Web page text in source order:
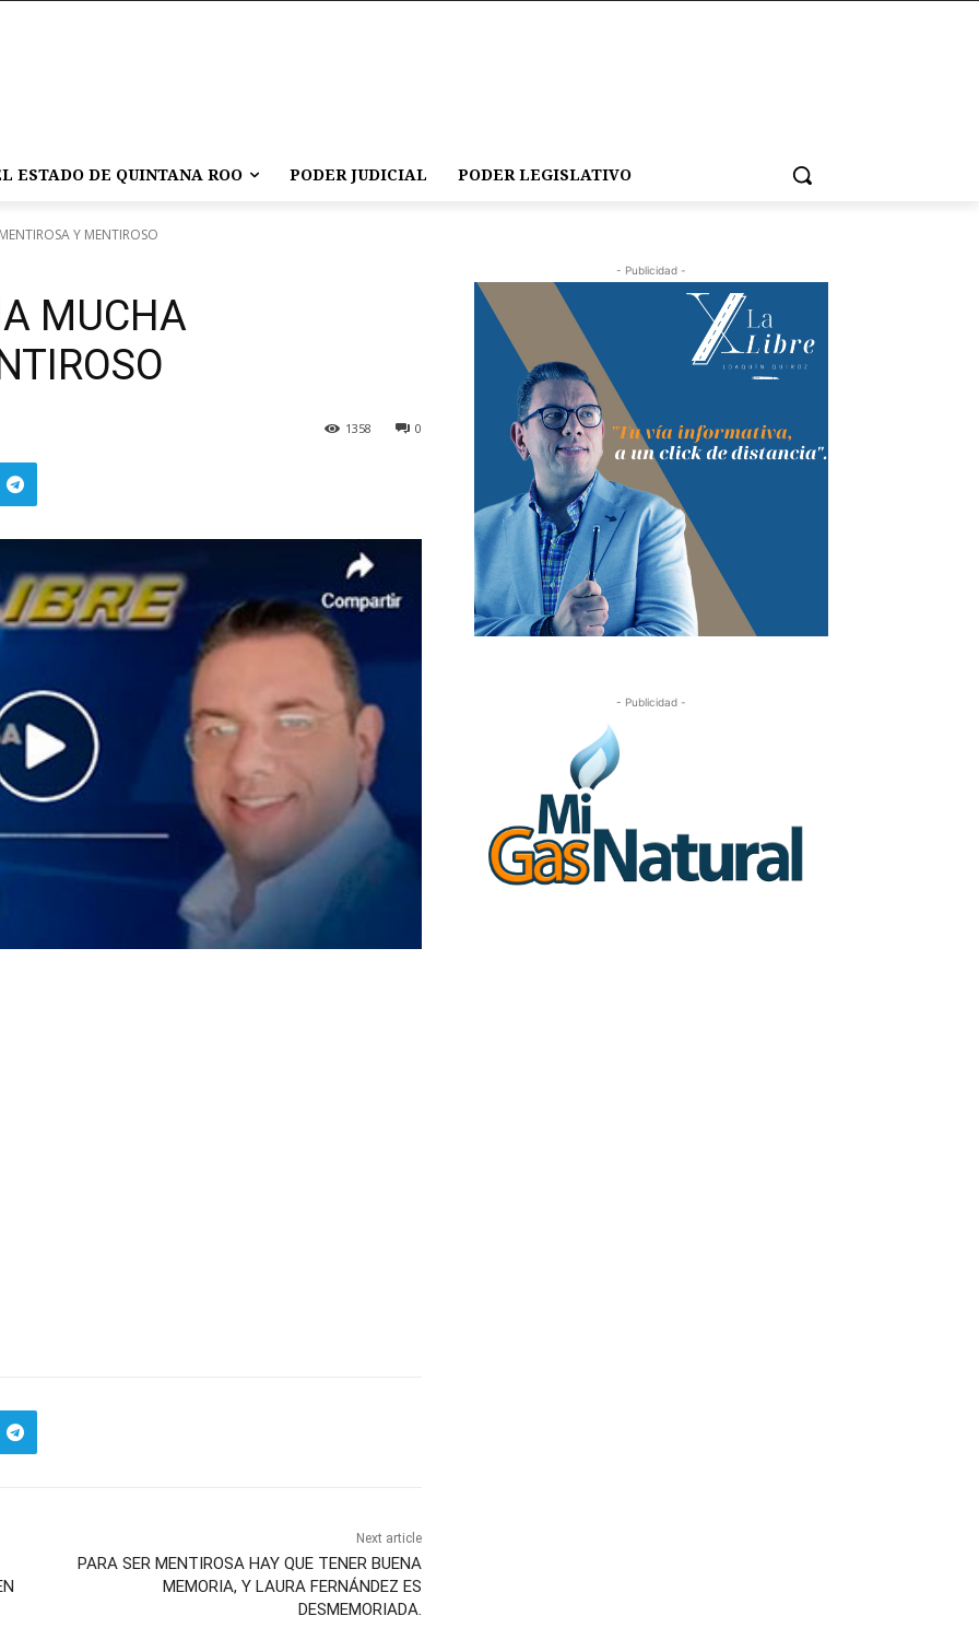
ESTADO DE QUINTANA ROO PODER JUDICIAL PODER LEGISLATIVO
Y MENTIROSO
MUCHA
0
1358
Next article
PARA SER MENTIROSA HAY QUE TENER BUENA
MEMORIA, Y LAURA FERNÁNDEZ ES
DESMEMORIADA.
- Publicidad -
- Publicidad -